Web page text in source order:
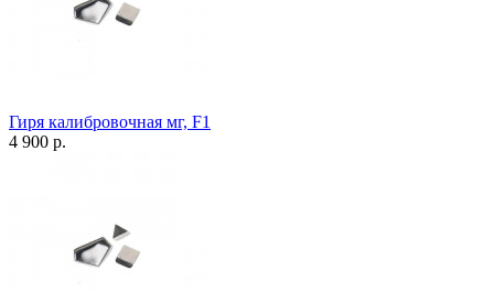
Гиря калибровочная мг, F1
4 900 р.